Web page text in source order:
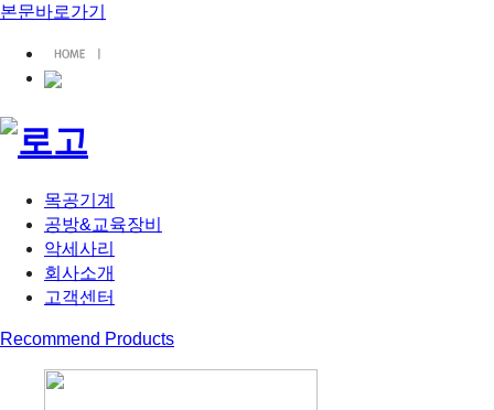
본문바로가기
목공기계
공방&교육장비
악세사리
회사소개
고객센터
Recommend Products